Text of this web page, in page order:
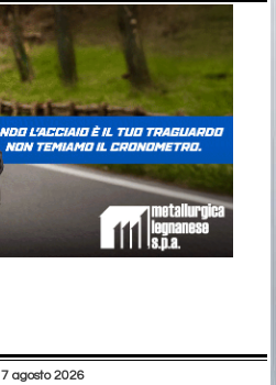
7 agosto 2026